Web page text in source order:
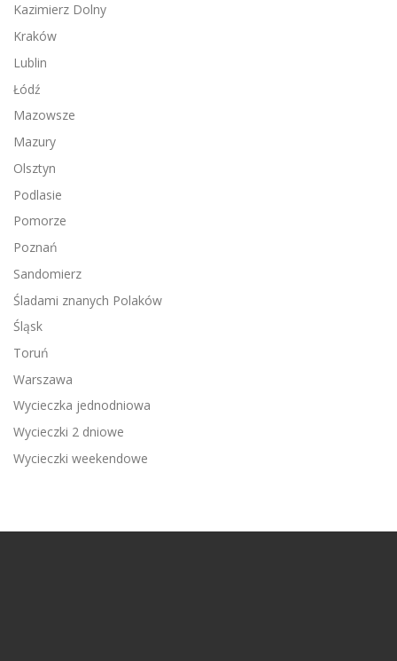
Kazimierz Dolny
Kraków
Lublin
Łódź
Mazowsze
Mazury
Olsztyn
Podlasie
Pomorze
Poznań
Sandomierz
Śladami znanych Polaków
Śląsk
Toruń
Warszawa
Wycieczka jednodniowa
Wycieczki 2 dniowe
Wycieczki weekendowe